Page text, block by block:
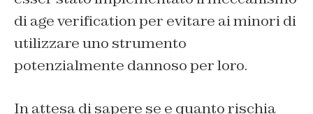
diage verificationper evitare ai minori di
utilizzare uno strumento
potenzialmente dannoso per loro.
In attesa di sapere se e quanto rischia